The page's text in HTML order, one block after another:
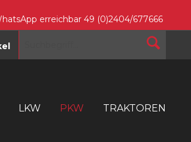
erreichbar 49 (0)2404/677666
LKW PKW TRAKTOREN